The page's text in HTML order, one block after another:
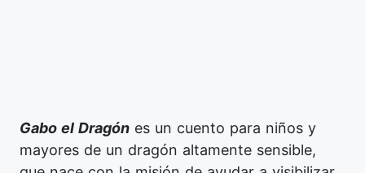
Gabo el Dragón es un cuento para niños y
mayores de un dragón altamente sensible,